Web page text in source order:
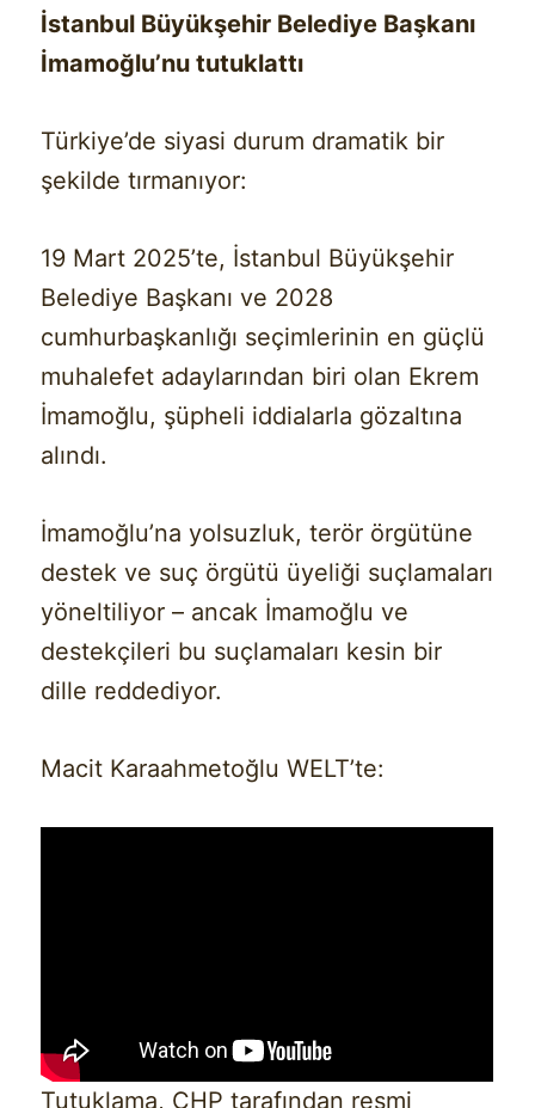
İstanbul Büyükşehir Belediye Başkanı
İmamoğlu’nu tutuklattı
Türkiye’de siyasi durum dramatik bir
şekilde tırmanıyor:
19 Mart 2025’te, İstanbul Büyükşehir
Belediye Başkanı ve 2028
cumhurbaşkanlığı seçimlerinin en güçlü
muhalefet adaylarından biri olan Ekrem
İmamoğlu, şüpheli iddialarla gözaltına
alındı.
İmamoğlu’na yolsuzluk, terör örgütüne
destek ve suç örgütü üyeliği suçlamaları
yöneltiliyor – ancak İmamoğlu ve
destekçileri bu suçlamaları kesin bir
dille reddediyor.
Macit Karaahmetoğlu WELT’te:
Tutuklama, CHP tarafından resmi